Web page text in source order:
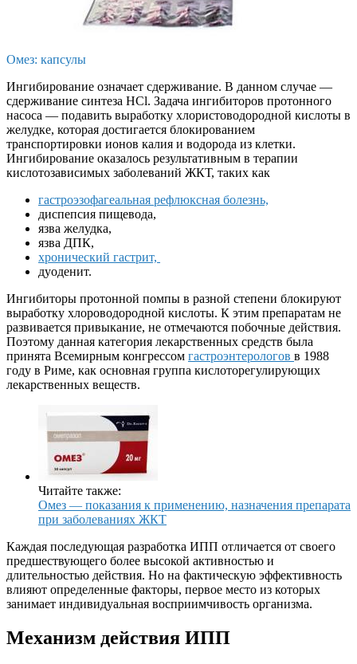
Омез: капсулы
Ингибирование означает сдерживание. В данном случае —
сдерживание синтеза HCl. Задача ингибиторов протонного
насоса — подавить выработку хлористоводородной кислоты в
желудке, которая достигается блокированием
транспортировки ионов калия и водорода из клетки.
Ингибирование оказалось результативным в терапии
кислотозависимых заболеваний ЖКТ, таких как
гастроэзофагеальная рефлюксная болезнь,
диспепсия пищевода,
язва желудка,
язва ДПК,
хронический гастрит,
дуоденит.
Ингибиторы протонной помпы в разной степени блокируют
выработку хлороводородной кислоты. К этим препаратам не
развивается привыкание, не отмечаются побочные действия.
Поэтому данная категория лекарственных средств была
принята Всемирным конгрессом гастроэнтерологов в 1988
году в Риме, как основная группа кислоторегулирующих
лекарственных веществ.
Читайте также:
Омез — показания к применению, назначения препарата
при заболеваниях ЖКТ
Каждая последующая разработка ИПП отличается от своего
предшествующего более высокой активностью и
длительностью действия. Но на фактическую эффективность
влияют определенные факторы, первое место из которых
занимает индивидуальная восприимчивость организма.
Механизм действия ИПП